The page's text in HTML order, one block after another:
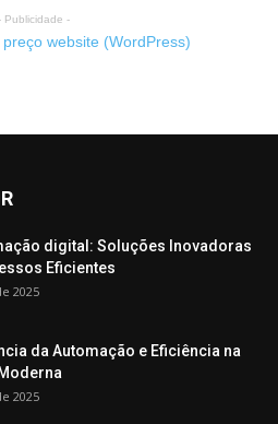
Publicidade -
digital: Soluções Inovadoras
Eficientes
2025
da Automação e Eficiência na
2025